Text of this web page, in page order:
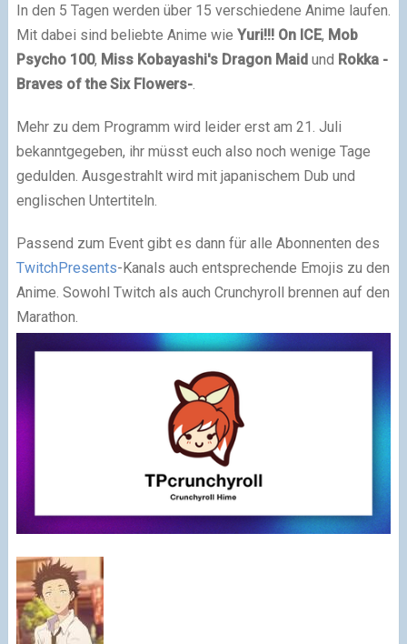
In den 5 Tagen werden über 15 verschiedene Anime laufen.
Mit dabei sind beliebte Anime wie Yuri!!! On ICE, Mob
Psycho 100, Miss Kobayashi's Dragon Maidund Rokka -
Braves of the Six Flowers-.
Mehr zu dem Programm wird leider erst am 21. Juli
bekanntgegeben, ihr müsst euch also noch wenige Tage
gedulden. Ausgestrahlt wird mit japanischem Dub und
englischen Untertiteln.
Passend zum Event gibt es dann für alle Abonnenten des
TwitchPresents-Kanals auch entsprechende Emojis zu den
Anime. Sowohl Twitch als auch Crunchyroll brennen auf den
Marathon.